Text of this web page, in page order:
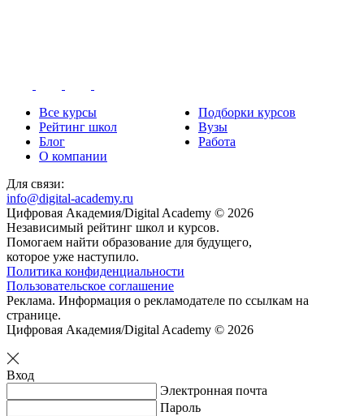
Все курсы
Подборки курсов
Рейтинг школ
Вузы
Блог
Работа
О компании
Для связи:
info@digital-academy.ru
Цифровая Академия/Digital Academy © 2026
Независимый рейтинг школ и курсов.
Помогаем найти образование для будущего,
которое уже наступило.
Политика конфиденциальности
Пользовательское соглашение
Реклама. Информация о рекламодателе по ссылкам на
странице.
Цифровая Академия/Digital Academy © 2026
Вход
Электронная почта
Пароль